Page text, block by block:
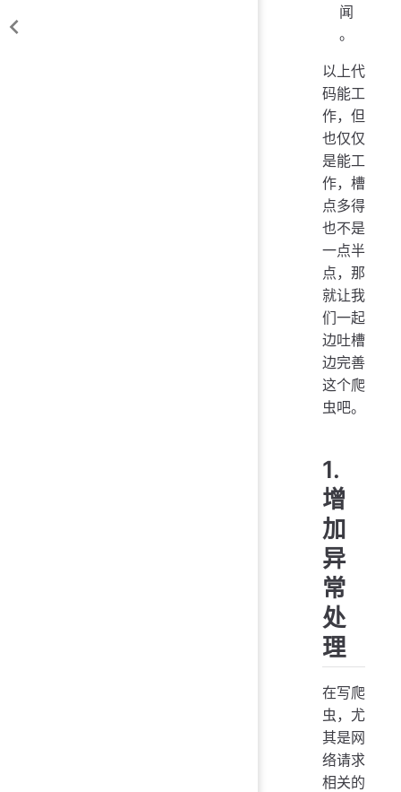
闻
。
以上代
码能工
作，但
也仅仅
是能工
作，槽
点多得
也不是
一点半
点，那
就让我
们一起
边吐槽
边完善
这个爬
虫吧。
1.
增
加
异
常
处
理
在写爬
虫，尤
其是网
络请求
相关的